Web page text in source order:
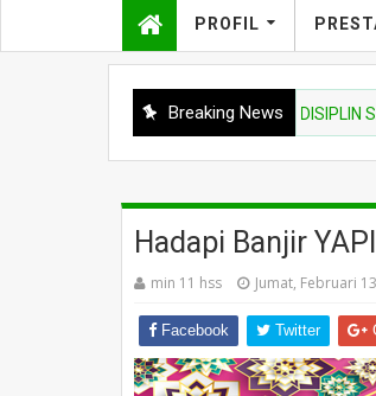
PROFIL
Breaking News
NIAT BELAJAR DAN DISIPLIN SAAT
Hadapi Banjir
min 11 hss Jumat, Februari
Facebook Twitter